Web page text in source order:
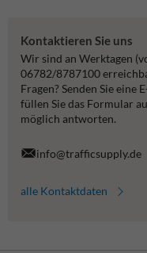
Kontaktieren Sie uns
Wir sind an Werktagen
06782/8787100
Fragen? Senden Sie eine
füllen Sie das Formular
möglich antworten.
info@trafficsupply.de
alle Kontaktdaten